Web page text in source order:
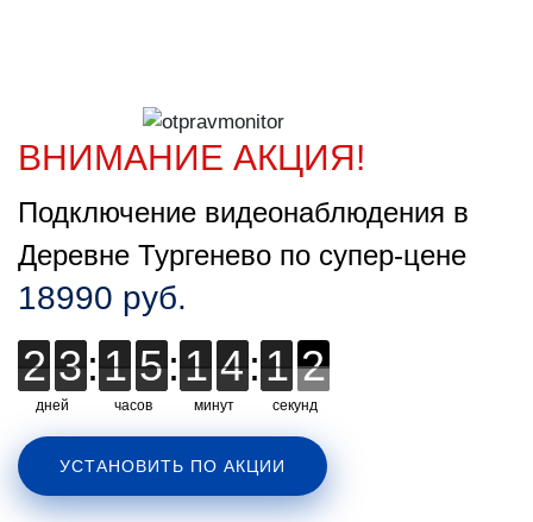
ВНИМАНИЕ АКЦИЯ!
Подключение видеонаблюдения в
Деревне Тургенево по супер-цене
18990 руб.
дней
2
2 3
3:
часов
1
1 5
5:
минут
1
1 4
4:
секунд
1
1
1 1
2
1
УСТАНОВИТЬ ПО АКЦИИ